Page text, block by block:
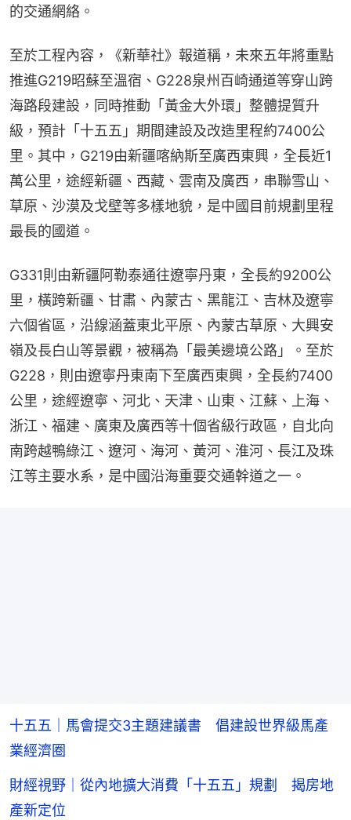
的交通網絡。
至於工程內容，《新華社》報道稱，未來五年將重點
推進G219昭蘇至溫宿、G228泉州百崎通道等穿山跨
海路段建設，同時推動「黃金大外環」整體提質升
級，預計「十五五」期間建設及改造里程約7400公
里。其中，G219由新疆喀納斯至廣西東興，全長近1
萬公里，途經新疆、西藏、雲南及廣西，串聯雪山、
草原、沙漠及戈壁等多樣地貌，是中國目前規劃里程
最長的國道。
G331則由新疆阿勒泰通往遼寧丹東，全長約9200公
里，橫跨新疆、甘肅、內蒙古、黑龍江、吉林及遼寧
六個省區，沿線涵蓋東北平原、內蒙古草原、大興安
嶺及長白山等景觀，被稱為「最美邊境公路」。至於
G228，則由遼寧丹東南下至廣西東興，全長約7400
公里，途經遼寧、河北、天津、山東、江蘇、上海、
浙江、福建、廣東及廣西等十個省級行政區，自北向
南跨越鴨綠江、遼河、海河、黃河、淮河、長江及珠
江等主要水系，是中國沿海重要交通幹道之一。
十五五｜馬會提交3主題建議書 倡建設世界級馬產
業經濟圈
財經視野｜從內地擴大消費「十五五」規劃 揭房地
產新定位